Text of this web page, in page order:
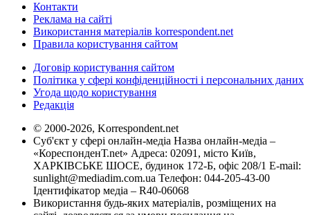
Контакти
Реклама на сайті
Використання матеріалів korrespondent.net
Правила користування сайтом
Договір користування сайтом
Політика у сфері конфіденційності і персональних даних
Угода щодо користування
Редакція
© 2000-2026, Korrespondent.net
Суб'єкт у сфері онлайн-медіа Назва онлайн-медіа –
«КореспонденТ.net» Адреса: 02091, місто Київ,
ХАРКІВСЬКЕ ШОСЕ, будинок 172-Б, офіс 208/1 E-mail:
sunlight@mediadim.com.ua Телефон: 044-205-43-00
Ідентифікатор медіа – R40-06068
Використання будь-яких матеріалів, розміщених на